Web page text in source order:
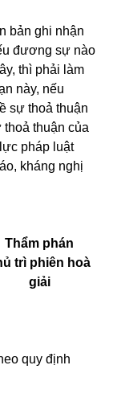
bản ghi nhận
đương sự nào
thì phải làm
này, nếu
sự thoả thuận
thoả thuận của
pháp luật
kháng nghị
Thẩm phán
trì phiên hoà
giải
quy định